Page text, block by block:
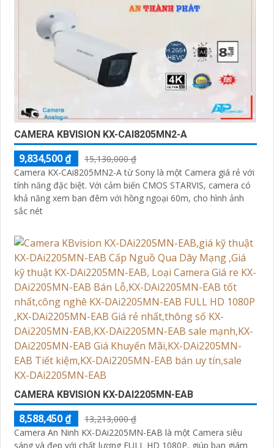
CAMERA KBVISION KX-CAI8205MN2-A
9,834,500 ₫
15,130,000 ₫
Camera KX-CAi8205MN2-A từ Sony là một Camera giá rẻ với
tính năng đặc biệt. Với cảm biến CMOS STARVIS, camera có
khả năng xem ban đêm với hồng ngoại 60m, cho hình ảnh
sắc nét
CAMERA KBVISION KX-DAI2205MN-EAB
8,588,450 ₫
13,213,000 ₫
Camera An Ninh KX-DAi2205MN-EAB là một Camera siêu
sáng và đẹp với chất lượng FULL HD 1080P, giúp bạn giám